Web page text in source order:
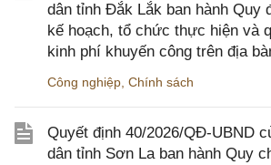
dân tỉnh Đắk Lắk ban hành Quy
kế hoạch, tổ chức thực hiện và
kinh phí khuyến công trên địa
Công nghiệp Chính sách
Quyết định 40/2026/QĐ-UBND
dân tỉnh Sơn La ban hành Quy